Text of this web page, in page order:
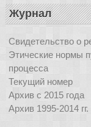
Журнал
Свидетельство о
Этические нормы
процесса
Текущий номер
Архив с 2015 года
Архив 1995-2014 гг.